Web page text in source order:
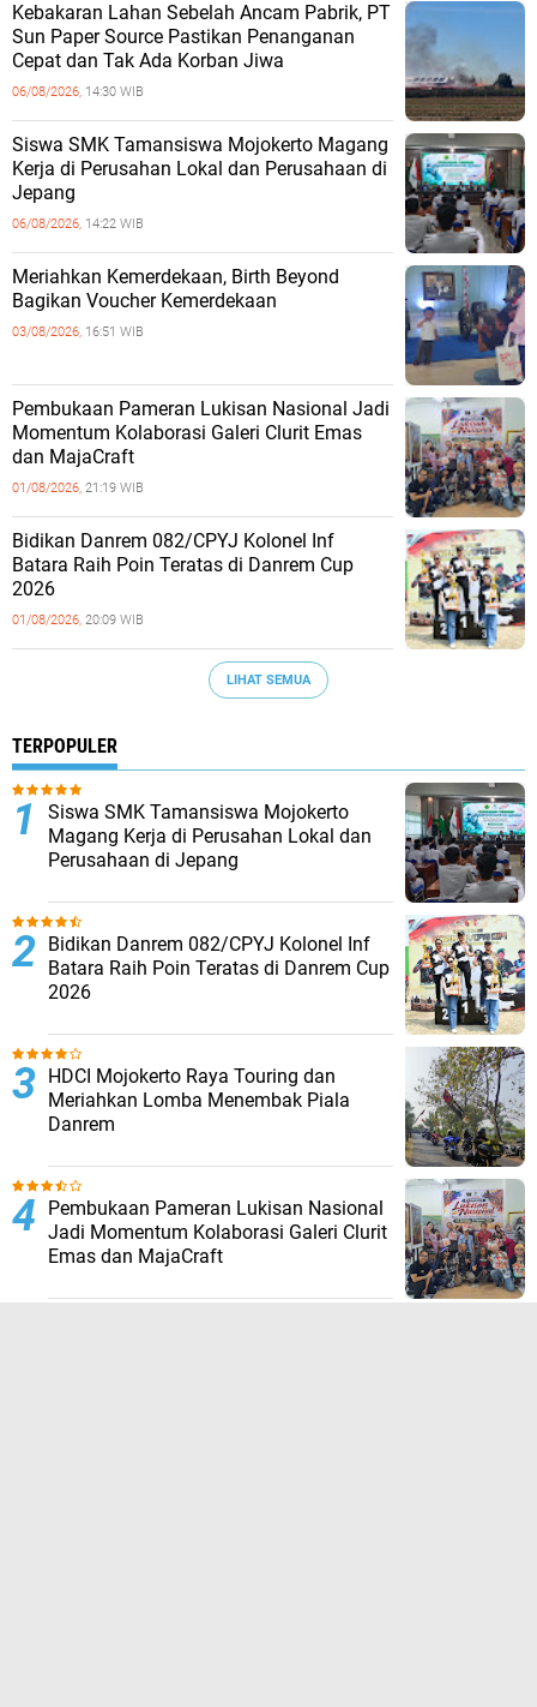
Kebakaran Lahan Sebelah Ancam Pabrik, PT
Sun Paper Source Pastikan Penanganan
Cepat dan Tak Ada Korban Jiwa
06/08/2026, 14:30 WIB
Siswa SMK Tamansiswa Mojokerto Magang
Kerja di Perusahan Lokal dan Perusahaan di
Jepang
06/08/2026, 14:22 WIB
Meriahkan Kemerdekaan, Birth Beyond
Bagikan Voucher Kemerdekaan
03/08/2026, 16:51 WIB
Pembukaan Pameran Lukisan Nasional Jadi
Momentum Kolaborasi Galeri Clurit Emas
dan MajaCraft
01/08/2026, 21:19 WIB
Bidikan Danrem 082/CPYJ Kolonel Inf
Batara Raih Poin Teratas di Danrem Cup
2026
01/08/2026, 20:09 WIB
LIHAT SEMUA
TERPOPULER
Siswa SMK Tamansiswa Mojokerto
Magang Kerja di Perusahan Lokal dan
Perusahaan di Jepang
Bidikan Danrem 082/CPYJ Kolonel Inf
Batara Raih Poin Teratas di Danrem Cup
2026
HDCI Mojokerto Raya Touring dan
Meriahkan Lomba Menembak Piala
Danrem
Pembukaan Pameran Lukisan Nasional
Jadi Momentum Kolaborasi Galeri Clurit
Emas dan MajaCraft